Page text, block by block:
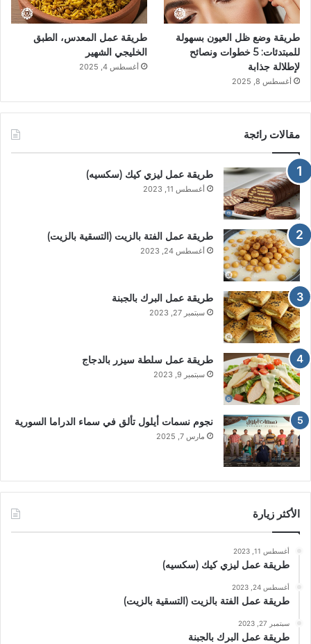
طريقة وضع ظل العيون بسهولة
للمبتدئات: 5 خطوات ونصائح
لإطلالة جذابة
أغسطس 8, 2025
طريقة عمل المعدس، الطبق
الخليجي الشهير
أغسطس 4, 2025
مقالات رائجة
طريقة عمل ليزي كيك (سكسيه)
أغسطس 11, 2023
طريقة عمل الفتة بالزيت (التسقية بالزيت)
أغسطس 24, 2023
طريقة عمل البرك بالجبنة
سبتمبر 27, 2023
طريقة عمل سلطة سيزر بالدجاج
سبتمبر 9, 2023
نجوم نسمات أيلول تألق في سماء الدراما السورية
مارس 7, 2025
الأكثر زيارة
أغسطس 11, 2023
طريقة عمل ليزي كيك (سكسيه)
أغسطس 24, 2023
طريقة عمل الفتة بالزيت (التسقية بالزيت)
سبتمبر 27, 2023
طريقة عمل البرك بالجبنة